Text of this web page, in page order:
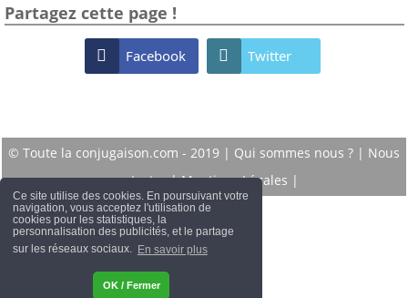
Ce site utilise des cookies. En poursuivant votre
navigation, vous acceptez l'utilisation de
cookies pour les statistiques, la
personnalisation des publicités, et le partage
sur les réseaux sociaux. En savoir plus
OK / Fermer
Partagez cette page !
 Facebook  Twitter
© Toute la conjugaison.com - 2019 | Qui sommes nous ? | Nous
contacter|Mentions Légales |